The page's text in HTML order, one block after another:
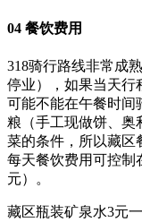
04 餐饮费用
318骑行路线非常成
停业），如果当天行
可能不能在午餐时间
粮（手工现做饼、奥
菜的条件，所以藏区
每天餐饮费用可控制
元）。
藏区瓶装矿泉水3元